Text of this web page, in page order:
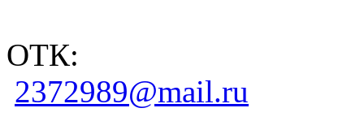
ОТК:
2372989@mail.ru